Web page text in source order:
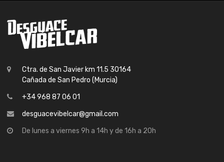
Ctra. de San Javier km 11.5 30164
Cañada de San Pedro (Murcia)
+34 968 87 06 01
desguacevibelcar@gmail.com
De lunes a viernes 9h a 14h y de 16h a 20h